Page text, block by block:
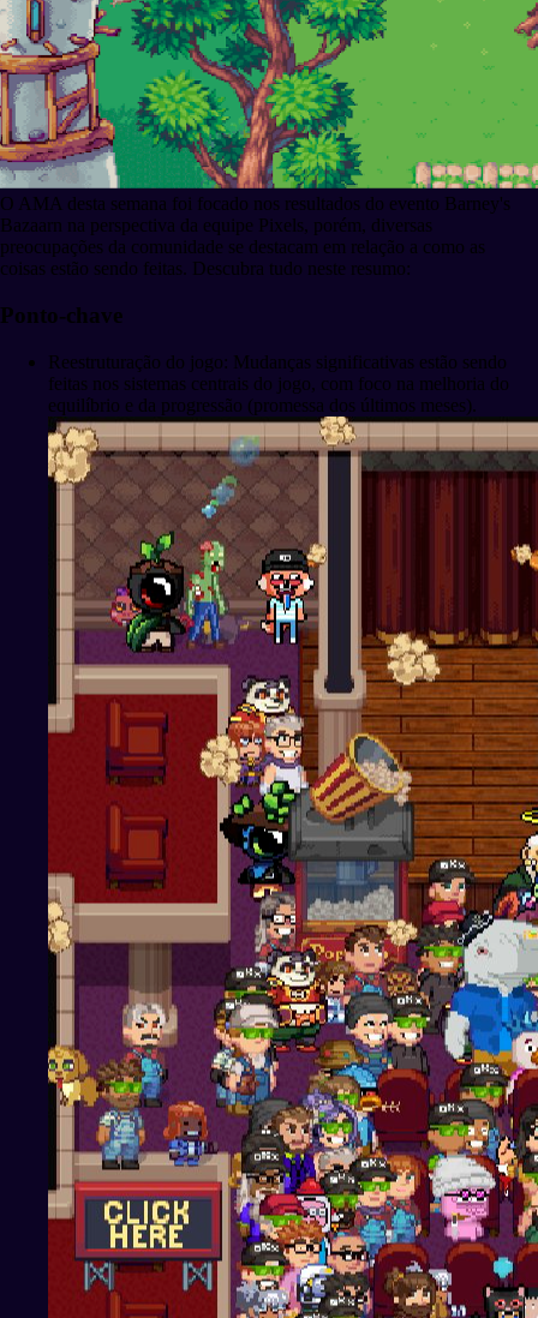
O AMA desta semana foi focado nos resultados do evento Barney's
Bazaarn na perspectiva da equipe Pixels, porém, diversas
preocupações da comunidade se destacam em relação a como as
coisas estão sendo feitas. Descubra tudo neste resumo:
Ponto-chave
Reestruturação do jogo: Mudanças significativas estão sendo
feitas nos sistemas centrais do jogo, com foco na melhoria do
equilíbrio e da progressão (promessa dos últimos meses).